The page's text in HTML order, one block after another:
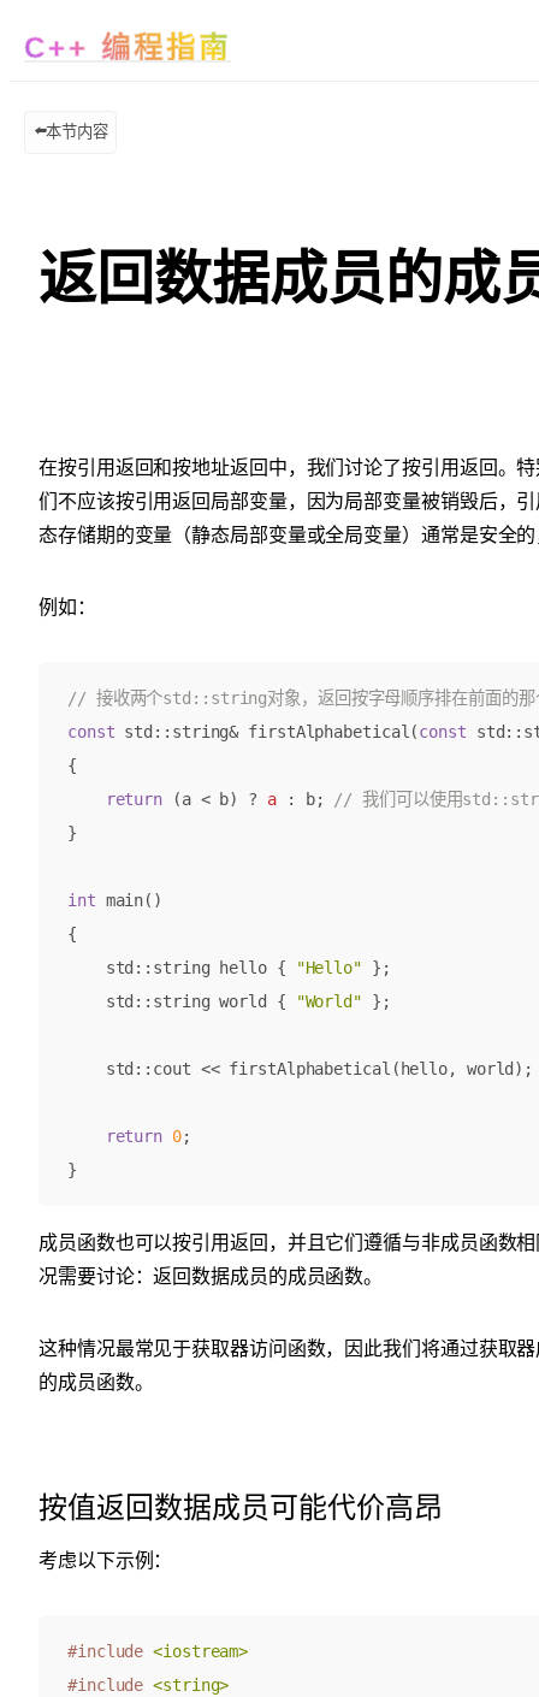
C++ 编程指南
⬅️本节内容
返回数据成员的成
在按引用返回和按地址返回中，我们讨论了按引用返回。
们不应该按引用返回局部变量，因为局部变量被销毁后，
态存储期的变量（静态局部变量或全局变量）通常是安全
例如：
const std :: string& firstAlphabetical (const std ::
{
return
(a < b) ? a : b;
}
int main()
{
std :: string hello { "Hello"
};
std :: string world { "World" };
std :: cout << firstAlphabetical ( hello, world );
return 0;
}
成员函数也可以按引用返回，并且它们遵循与非成员函数
况需要讨论：返回数据成员的成员函数。
这种情况最常见于获取器访问函数，因此我们将通过获取
的成员函数。
按值返回数据成员可能代价高昂
考虑以下示例：
#include <iostream>
#include <string>